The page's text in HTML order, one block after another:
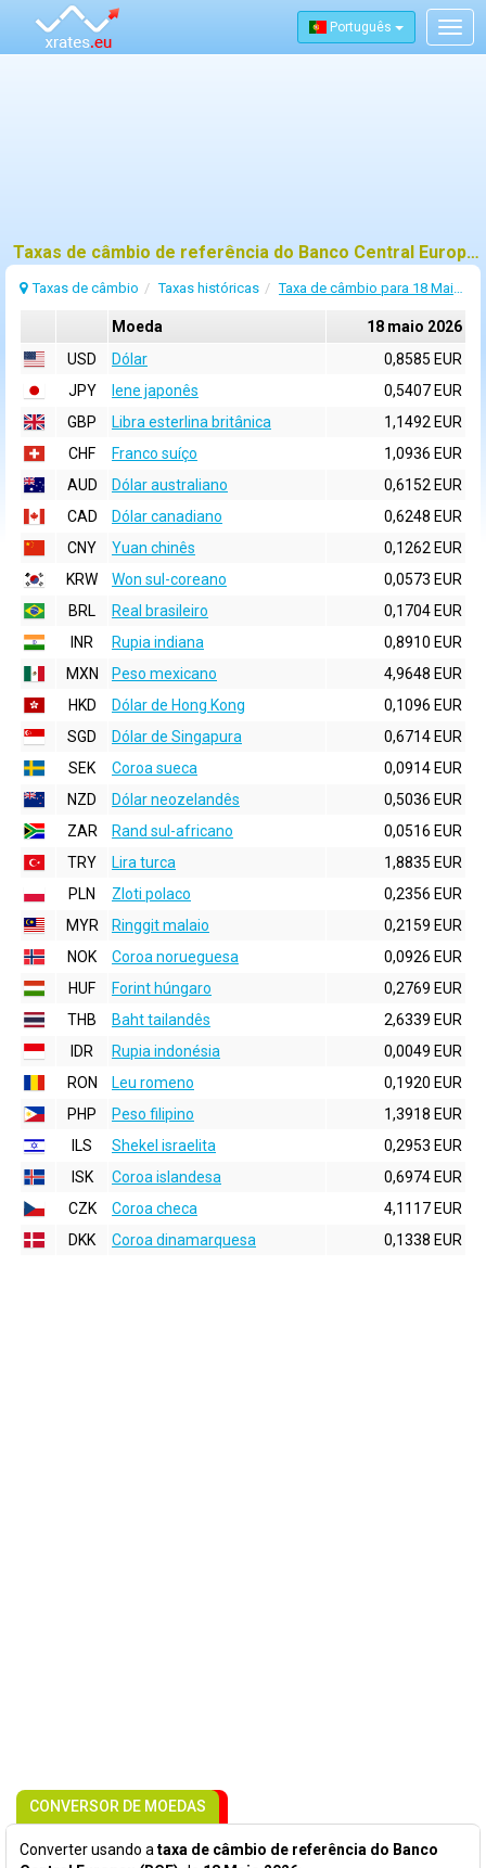
Português
Taxas de câmbio de referência do Banco Central Europeu (BCE) para 18 maio 2026
Taxas de câmbio Taxas históricas Taxa de câmbio para 18 Maio 2026
Moeda
18 maio 2026
USD
Dólar
0,8585 EUR
JPY
Iene japonês
0,5407 EUR
GBP
Libra esterlina britânica
1,1492 EUR
CHF
Franco suíço
1,0936 EUR
AUD
Dólar australiano
0,6152 EUR
CAD
Dólar canadiano
0,6248 EUR
CNY
Yuan chinês
0,1262 EUR
KRW
Won sul-coreano
0,0573 EUR
BRL
Real brasileiro
0,1704 EUR
INR
Rupia indiana
0,8910 EUR
MXN
Peso mexicano
4,9648 EUR
HKD
Dólar de Hong Kong
0,1096 EUR
SGD
Dólar de Singapura
0,6714 EUR
SEK
Coroa sueca
0,0914 EUR
NZD
Dólar neozelandês
0,5036 EUR
ZAR
Rand sul-africano
0,0516 EUR
TRY
Lira turca
1,8835 EUR
PLN
Zloti polaco
0,2356 EUR
MYR
Ringgit malaio
0,2159 EUR
NOK
Coroa norueguesa
0,0926 EUR
HUF
Forint húngaro
0,2769 EUR
THB
Baht tailandês
2,6339 EUR
IDR
Rupia indonésia
0,0049 EUR
RON
Leu romeno
0,1920 EUR
PHP
Peso filipino
1,3918 EUR
ILS
Shekel israelita
0,2953 EUR
ISK
Coroa islandesa
0,6974 EUR
CZK
Coroa checa
4,1117 EUR
DKK
Coroa dinamarquesa 0,1338 EUR
CONVERSOR DE MOEDAS
Converter usando a taxa de câmbio de referência do Banco